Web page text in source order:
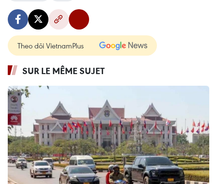
Theo dõi VietnamPlus
SUR LE MÊME SUJET